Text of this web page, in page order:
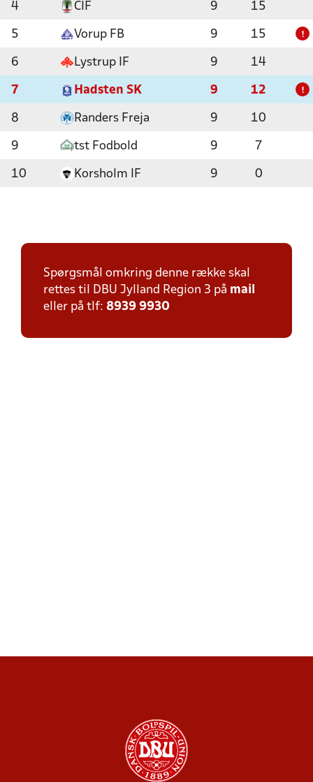
4 CIF 9 15
5 Vorup FB 9 15 !
6 Lystrup IF 9 14
7 Hadsten SK 9 12 !
8 Randers Freja 9 10
9 tst Fodbold 9 7
10 Korsholm IF 9 0
Spørgsmål omkring denne række skal
rettes til DBU Jylland Region 3 på mail
eller på tlf: 8939 9930